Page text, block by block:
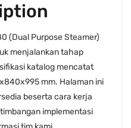
(Dual Purpose Steamer)
menjalankan tahap
katalog mencatat
mm. Halaman ini
beserta cara kerja
implementasi